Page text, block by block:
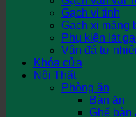
Gạch vi tinh
Gạch xi măng
Phụ kiện lát
Vân đá tự
Khóa cửa
Nội Thất
Phòng ăn
Bàn ăn
Ghế bàn